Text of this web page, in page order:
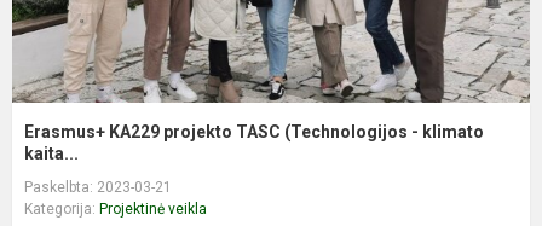
Erasmus+ KA229 projekto TASC (Technologijos - klimato
kaita...
Paskelbta: 2023-03-21
Kategorija: Projektinė veikla